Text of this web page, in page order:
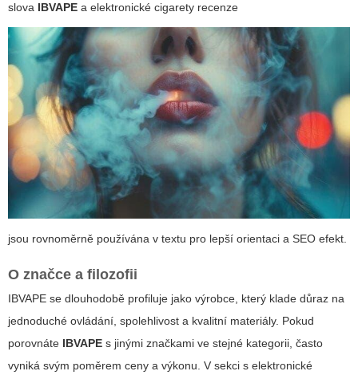
slova IBVAPE a elektronické cigarety recenze
jsou rovnoměrně používána v textu pro lepší orientaci a SEO efekt.
O značce a filozofii
IBVAPE se dlouhodobě profiluje jako výrobce, který klade důraz na
jednoduché ovládání, spolehlivost a kvalitní materiály. Pokud
porovnáte IBVAPE s jinými značkami ve stejné kategorii, často
vyniká svým poměrem ceny a výkonu. V sekci s elektronické